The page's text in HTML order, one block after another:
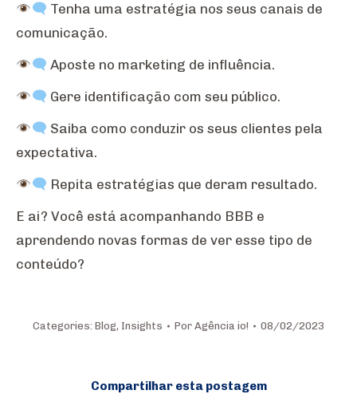
Tenha uma estratégia nos seus canais de
comunicação.
Aposte no marketing de influência.
Gere identificação com seu público.
Saiba como conduzir os seus clientes pela
expectativa.
Repita estratégias que deram resultado.
E ai? Você está acompanhando BBB e
aprendendo novas formas de ver esse tipo de
conteúdo?
Categories: Blog, Insights Por Agência io! 08/02/2023
Compartilhar esta postagem